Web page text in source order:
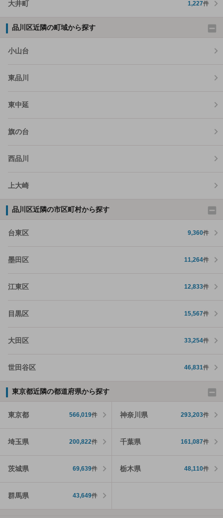
大井町 1,227件
品川区近隣の町域から探す
小山台
東品川
東中延
旗の台
西品川
上大崎
品川区近隣の市区町村から探す
台東区 9,360件
墨田区 11,264件
江東区 12,833件
目黒区 15,567件
大田区 33,254件
世田谷区 46,831件
東京都近隣の都道府県から探す
東京都 566,019件 神奈川県 293,203件
埼玉県 200,822件 千葉県 161,087件
茨城県 69,639件 栃木県 48,110件
群馬県 43,649件